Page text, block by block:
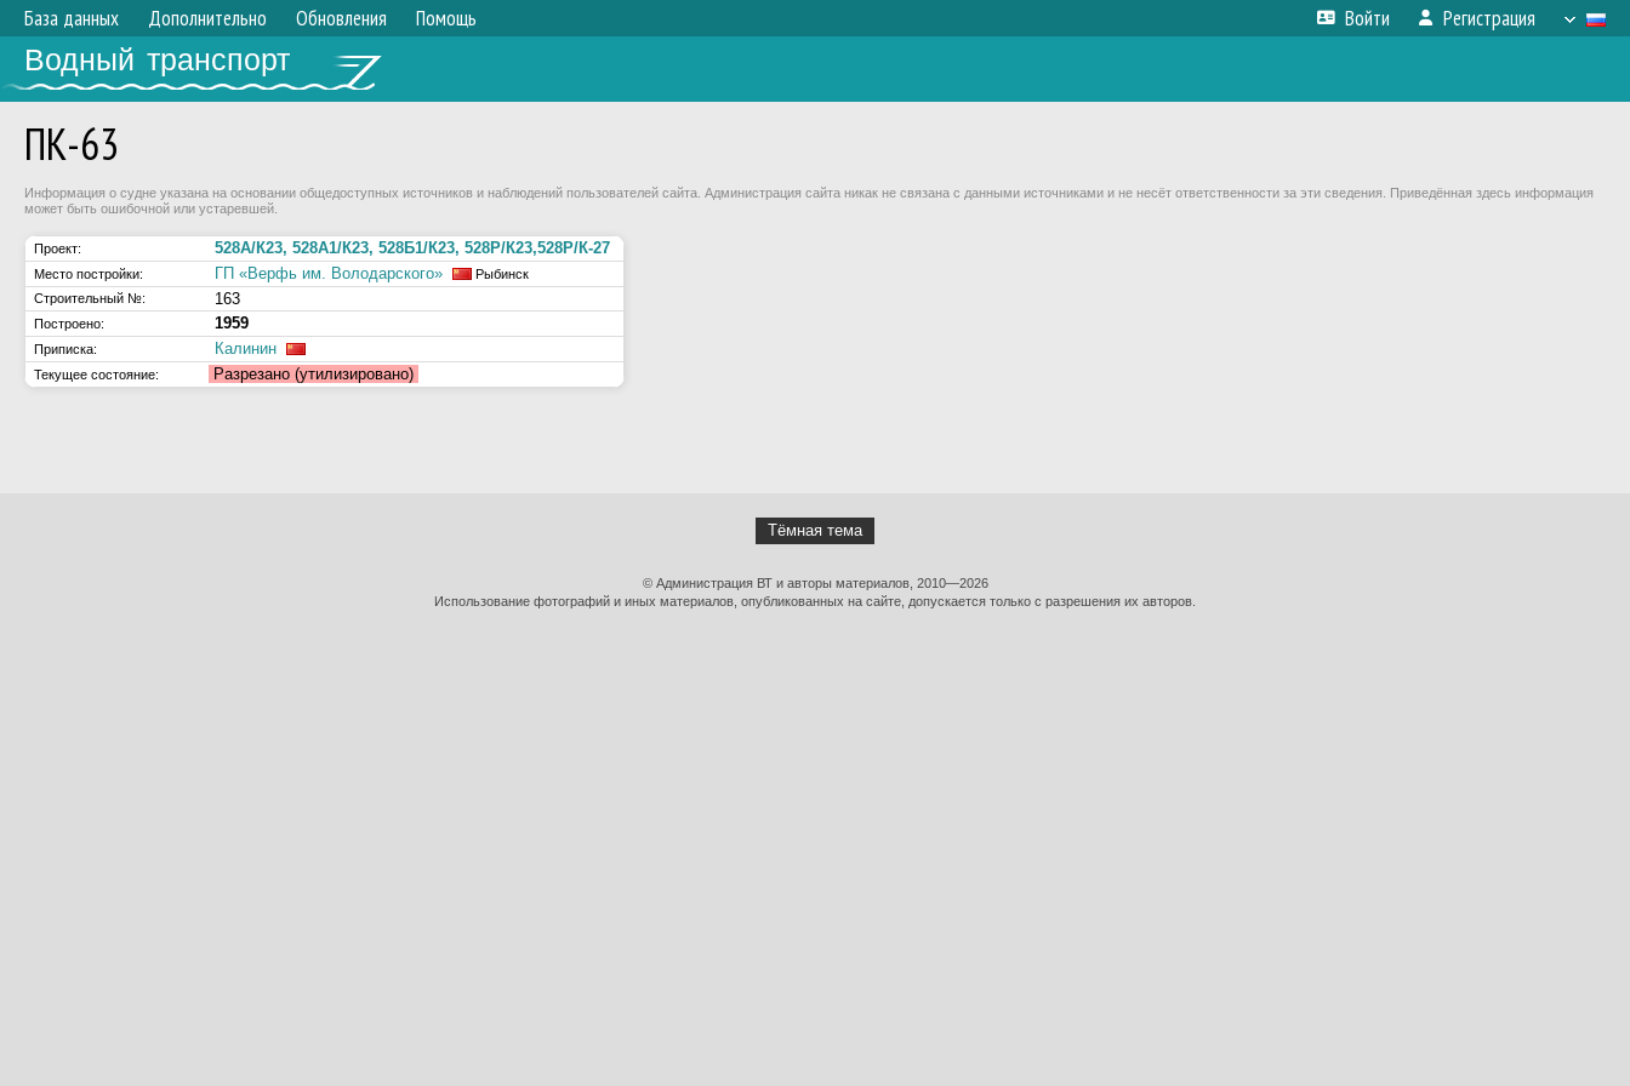
База данных Дополнительно Обновления Помощь Войти Регистрация
Водный транспорт
ПК-63
Информация о судне указана на основании общедоступных источников и наблюдений пользователей сайта. Администрация сайта никак не связана с данными источниками и не несёт ответственности за эти сведения. Приведённая здесь информация
может быть ошибочной или устаревшей.
Проект: 528А/К23, 528А1/К23, 528Б1/К23, 528Р/К23,528Р/К-27
Место постройки: ГП «Верфь им. Володарского»
Рыбинск
Строительный №:
163
Построено: 1959
Приписка: Калинин
Текущее состояние: Разрезано (утилизировано)
Тёмная тема
© Администрация ВТ и авторы материалов, 2010—2026
Использование фотографий и иных материалов, опубликованных на сайте, допускается только с разрешения их авторов.